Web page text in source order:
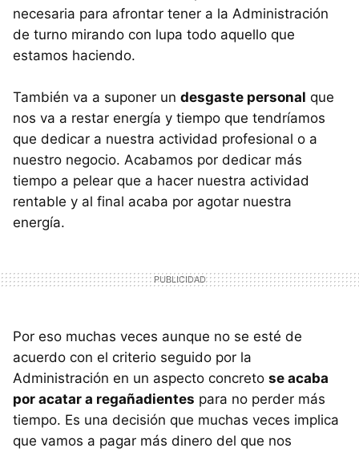
necesaria para afrontar tener a la Administración
de turno mirando con lupa todo aquello que
estamos haciendo.
También va a suponer un desgaste personal que
nos va a restar energía y tiempo que tendríamos
que dedicar a nuestra actividad profesional o a
nuestro negocio. Acabamos por dedicar más
tiempo a pelear que a hacer nuestra actividad
rentable y al final acaba por agotar nuestra
energía.
Por eso muchas veces aunque no se esté de
acuerdo con el criterio seguido por la
Administración en un aspecto concreto se acaba
por acatar a regañadientes para no perder más
tiempo. Es una decisión que muchas veces implica
que vamos a pagar más dinero del que nos